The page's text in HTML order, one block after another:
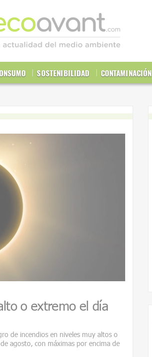
SOSTENIBILIDAD CONTAMINACIÓN
o extremo el día
de incendios en niveles muy altos o
agosto, con máximas por encima de